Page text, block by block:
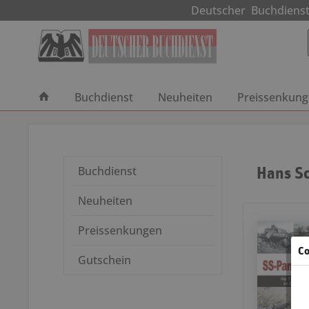
Deutscher
Buchdienst Neuheiten
Buchdienst
Neuheiten
Preissenkungen
Gutschein
Hans